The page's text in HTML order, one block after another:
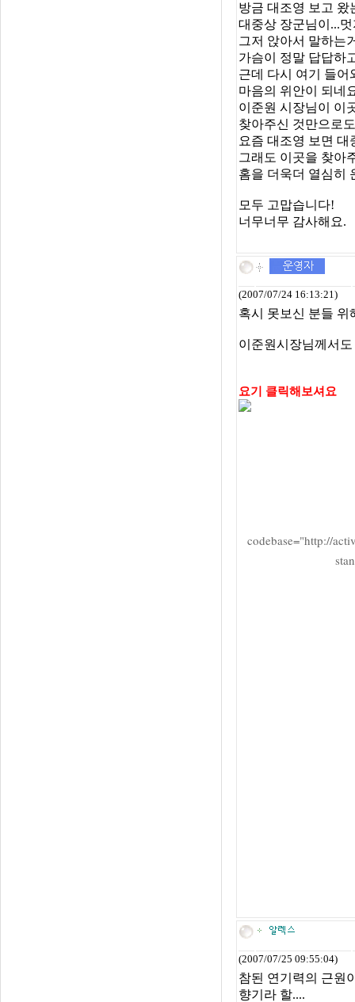
방금 대조영 보고 왔
대중상 장군님이...
그저 앉아서 말하는
가슴이 정말 답답하
근데 다시 여기 들어
마음의 위안이 되네
이준원 시장님이 이
찾아주신 것만으로
요즘 대조영 보면
그래도 이곳을 찾아
홈을 더욱더 열심히
모두 고맙습니다!
너무너무 감사해요.
(2007/07/24 16:13:21)
혹시 못보신 분들 위
이준원시장님께서
요기 클릭해보셔요
codebase="http://
(2007/07/25 09:55:04)
참된 연기력의 근원
향기라 할....